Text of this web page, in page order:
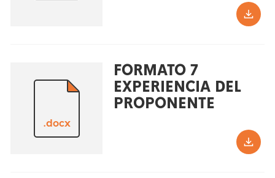
.docx
FORMATO 7
EXPERIENCIA DEL
PROPONENTE